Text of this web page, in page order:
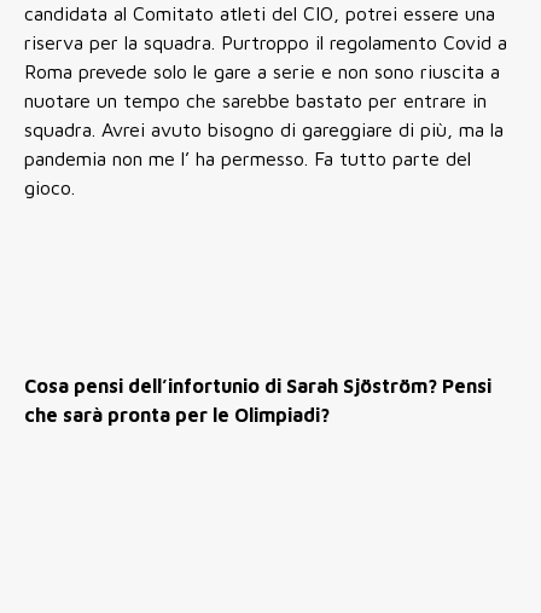
candidata al Comitato atleti del CIO, potrei essere una
riserva per la squadra. Purtroppo il regolamento Covid a
Roma prevede solo le gare a serie e non sono riuscita a
nuotare un tempo che sarebbe bastato per entrare in
squadra. Avrei avuto bisogno di gareggiare di più, ma la
pandemia non me l’ ha permesso. Fa tutto parte del
gioco.
Cosa pensi dell’infortunio di Sarah Sjöström? Pensi
che sarà pronta per le Olimpiadi?